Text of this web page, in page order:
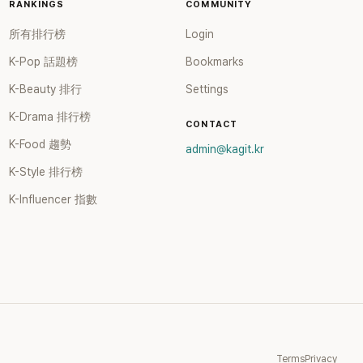
RANKINGS
所有排行榜
K-Pop 話題榜
K-Beauty 排行
K-Drama 排行榜
K-Food 趨勢
K-Style 排行榜
K-Influencer 指數
COMMUNITY
Login
Bookmarks
Settings
CONTACT
admin@kagit.kr
TermsPrivacy